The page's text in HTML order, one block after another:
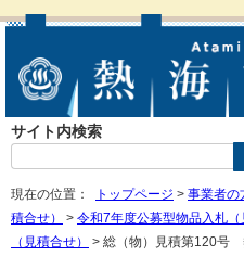
サイト内検索
現在の位置： トップページ > 事業者の
積合せ）
> 令和7年度公募型物品入札（
（見積合せ）
> 総（物）見積第120号